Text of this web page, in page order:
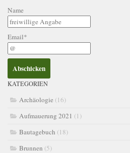
Name
Email*
KATEGORIEN
Archäologie (16)
Aufmauerung 2021 (1)
Bautagebuch (18)
Brunnen (5)